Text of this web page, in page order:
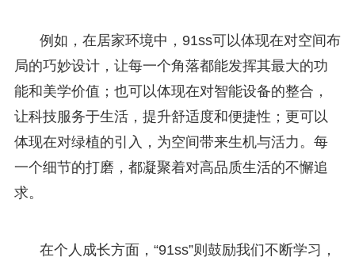
例如，在居家环境中，91ss可以体现在对空间布
局的巧妙设计，让每一个角落都能发挥其最大的功
能和美学价值；也可以体现在对智能设备的整合，
让科技服务于生活，提升舒适度和便捷性；更可以
体现在对绿植的引入，为空间带来生机与活力。每
一个细节的打磨，都凝聚着对高品质生活的不懈追
求。
在个人成长方面，“91ss”则鼓励我们不断学习，